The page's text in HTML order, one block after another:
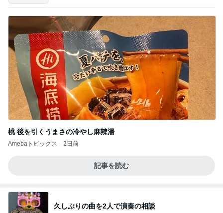
桃 後を引くうまさの冷やし麻辣湯
Amebaトピックス 2日前
記事を読む
久しぶりの曲を2人で演奏の相談